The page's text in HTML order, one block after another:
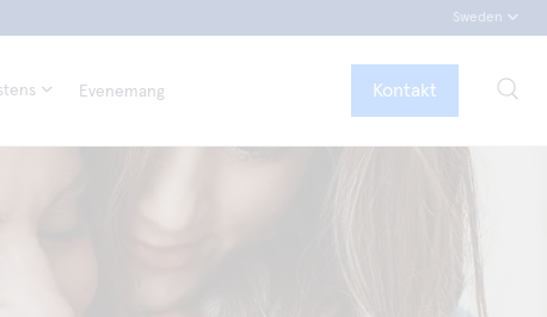
Sweden
Evenemang Kontakt